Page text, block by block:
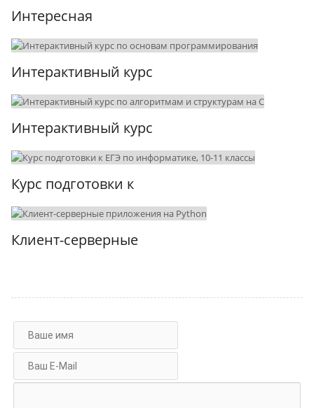
Интересная
Интерактивный курс
Интерактивный курс
Курс подготовки к
Клиент-серверные